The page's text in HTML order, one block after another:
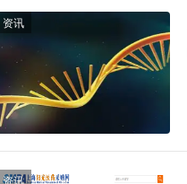
资讯
资讯